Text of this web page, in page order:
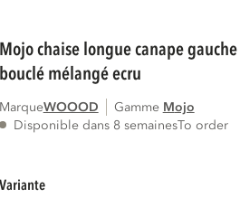
mojo chaise longue canape gauche
bouclé mélangé ecru
MarqueWOOOD Gamme
mojo
Disponible dans 8 semainesTo order
variante